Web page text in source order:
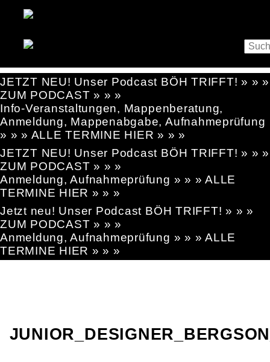
JETZT NEU! Unser Podcast BÖH TRIFFT! » » »
ZUM PODCAST » » »
Info-Veranstaltungen, Mappenberatung,
Anmeldung, Mappenabgabe, Aufnahmeprüfung
» » » ALLE TERMINE HIER » » »
JETZT NEU! Unser Podcast BÖH TRIFFT! » » »
ZUM PODCAST » » »
Anmeldung, Aufnahmeprüfung » » » ALLE
TERMINE HIER » » »
Jetzt neu! Unser Podcast BÖH TRIFFT! » » »
ZUM PODCAST » » »
Anmeldung, Aufnahmeprüfung » » » ALLE
TERMINE HIER » » »